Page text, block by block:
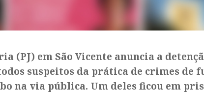
(PJ) em São Vicente anuncia a
suspeitos da prática de crimes de
na via pública. Um deles ficou em